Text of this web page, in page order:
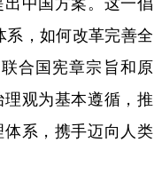
源 会展
尚 悦读
亚太网 上市公司
系，如何改革完善全
合国宪章宗旨和原
观为基本遵循，推
系，携手迈向人类